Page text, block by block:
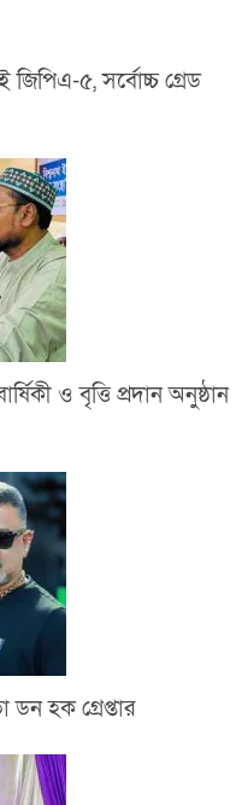
জিপিএ-৫, সর্বোচ্চ গ্রেড
ও বৃত্তি প্রদান অনুষ্ঠান
হক গ্রেপ্তার